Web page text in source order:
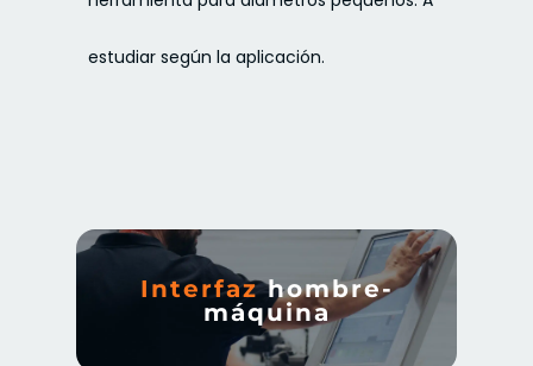
estudiar según la aplicación.
Interfazhombre-
máquina